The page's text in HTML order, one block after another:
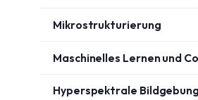
Mikrostrukturierung
Maschinelles Lernen und
Hyperspektrale Bildgebung